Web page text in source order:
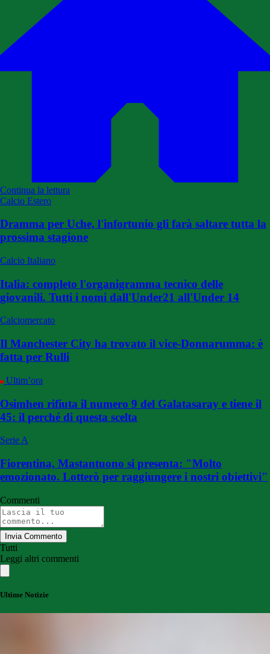
Continua la lettura
Calcio Estero
Dramma per Uche, l'infortunio gli farà saltare tutta la
prossima stagione
Calcio Italiano
Italia: completo l'organigramma tecnico delle
giovanili. Tutti i nomi dall'Under21 all'Under 14
Calciomercato
Il Manchester City ha trovato il vice-Donnarumma: è
fatta per Rulli
Ultim’ora
Osimhen rifiuta il numero 9 del Galatasaray e tiene il
45: il perché di questa scelta
Serie A
Fiorentina, Mastantuono si presenta: "Molto
emozionato. Lotterò per raggiungere i nostri obiettivi"
Commenti
Invia Commento
Tutti
Leggi altri commenti
Ultime Notizie